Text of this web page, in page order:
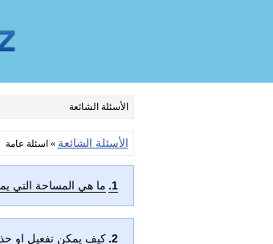
الأسئلة الشائعة
الأسئلة الشائعة » اسئلة عامة
1. ما هي المساحة التي
2. كيف يمكن تفعيل او